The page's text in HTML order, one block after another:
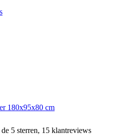
180x95x80 cm
5 sterren, 15 klantreviews